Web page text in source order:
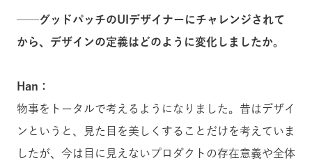
──グッドパッチのUIデザイナーにチャレンジされて
から、デザインの定義はどのように変化しましたか。
Han：
物事をトータルで考えるようになりました。昔はデザイ
ンというと、見た目を美しくすることだけを考えていま
したが、今は目に見えないプロダクトの存在意義や全体